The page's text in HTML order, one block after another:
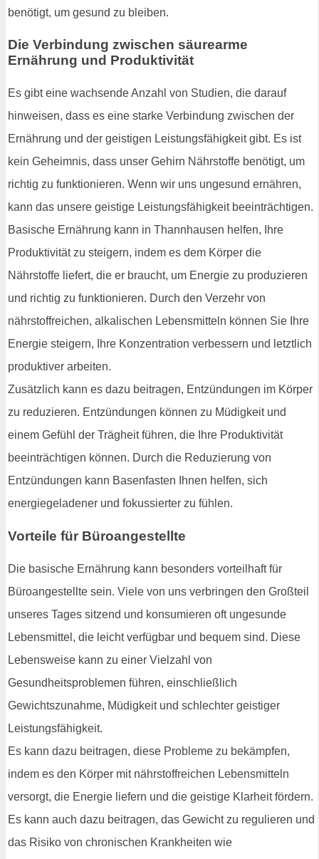
benötigt, um gesund zu bleiben.
Die Verbindung zwischen säurearme
Ernährung und Produktivität
Es gibt eine wachsende Anzahl von Studien, die darauf
hinweisen, dass es eine starke Verbindung zwischen der
Ernährung und der geistigen Leistungsfähigkeit gibt. Es ist
kein Geheimnis, dass unser Gehirn Nährstoffe benötigt, um
richtig zu funktionieren. Wenn wir uns ungesund ernähren,
kann das unsere geistige Leistungsfähigkeit beeinträchtigen.
Basische Ernährung kann in Thannhausen helfen, Ihre
Produktivität zu steigern, indem es dem Körper die
Nährstoffe liefert, die er braucht, um Energie zu produzieren
und richtig zu funktionieren. Durch den Verzehr von
nährstoffreichen, alkalischen Lebensmitteln können Sie Ihre
Energie steigern, Ihre Konzentration verbessern und letztlich
produktiver arbeiten.
Zusätzlich kann es dazu beitragen, Entzündungen im Körper
zu reduzieren. Entzündungen können zu Müdigkeit und
einem Gefühl der Trägheit führen, die Ihre Produktivität
beeinträchtigen können. Durch die Reduzierung von
Entzündungen kann Basenfasten Ihnen helfen, sich
energiegeladener und fokussierter zu fühlen.
Vorteile für Büroangestellte
Die basische Ernährung kann besonders vorteilhaft für
Büroangestellte sein. Viele von uns verbringen den Großteil
unseres Tages sitzend und konsumieren oft ungesunde
Lebensmittel, die leicht verfügbar und bequem sind. Diese
Lebensweise kann zu einer Vielzahl von
Gesundheitsproblemen führen, einschließlich
Gewichtszunahme, Müdigkeit und schlechter geistiger
Leistungsfähigkeit.
Es kann dazu beitragen, diese Probleme zu bekämpfen,
indem es den Körper mit nährstoffreichen Lebensmitteln
versorgt, die Energie liefern und die geistige Klarheit fördern.
Es kann auch dazu beitragen, das Gewicht zu regulieren und
das Risiko von chronischen Krankheiten wie